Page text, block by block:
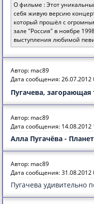
О фильме : Этот
себя живую версию
который прошёл с
зале "Россия" в ноябре
выступления любимой
Автор: mac89
Дата сообщения: 26.07.2012
Пугачева, загорающая
Автор: mac89
Дата сообщения: 14.08.2012
Алла Пугачёва -
Автор: mac89
Дата сообщения: 31.08.2012
Пугачева удивительно